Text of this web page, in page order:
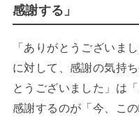
感謝する」
「ありがとうございま
に対して、感謝の気持
とうございました」は
感謝するのが「今、こ